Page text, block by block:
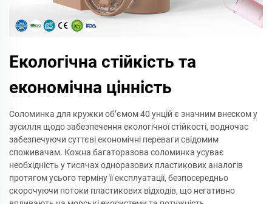
Екологічна стійкість та
економічна цінність
Соломинка для кружки об’ємом 40 унцій є значним внеском у
зусилля щодо забезпечення екологічної стійкості, водночас
забезпечуючи суттєві економічні переваги свідомим
споживачам. Кожна багаторазова соломинка усуває
необхідність у тисячах одноразових пластикових аналогів
протягом усього терміну її експлуатації, безпосередньо
скорочуючи потоки пластикових відходів, що негативно